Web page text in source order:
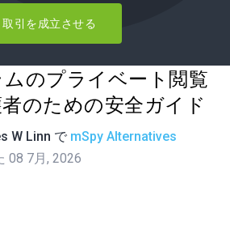
取引を成立させる
のプライベート閲覧
のための安全ガイド
W Linn で mSpy Alternatives
08 7月, 2026